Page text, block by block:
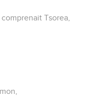
Tsorea,